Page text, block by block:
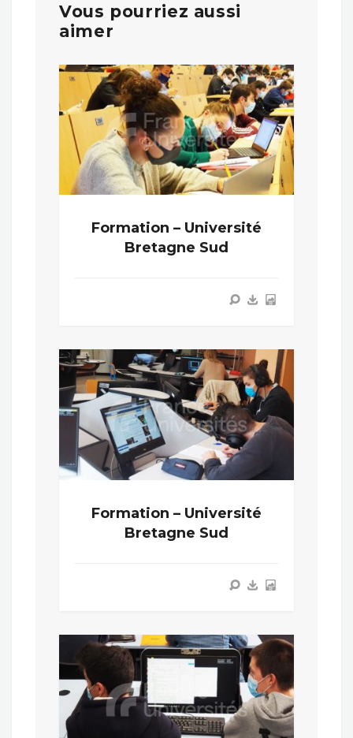
Vous pourriez aussi
aimer
Formation – Université
Bretagne Sud
Formation – Université
Bretagne Sud